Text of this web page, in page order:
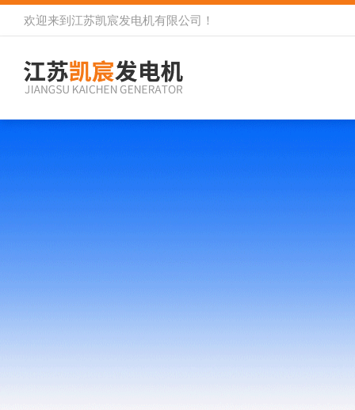
欢迎来到 江苏凯宸发电机有限公司 ！